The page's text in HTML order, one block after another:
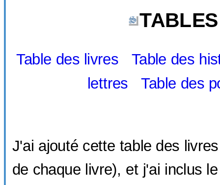
TABLES
Table des livres Table des
lettres Table des
J'ai ajouté cette table des
de chaque livre), et j'ai inclus